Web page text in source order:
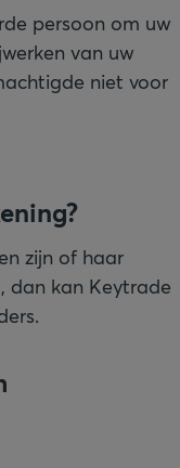
persoon om uw
van uw
niet voor
zijn of haar
dan kan Keytrade